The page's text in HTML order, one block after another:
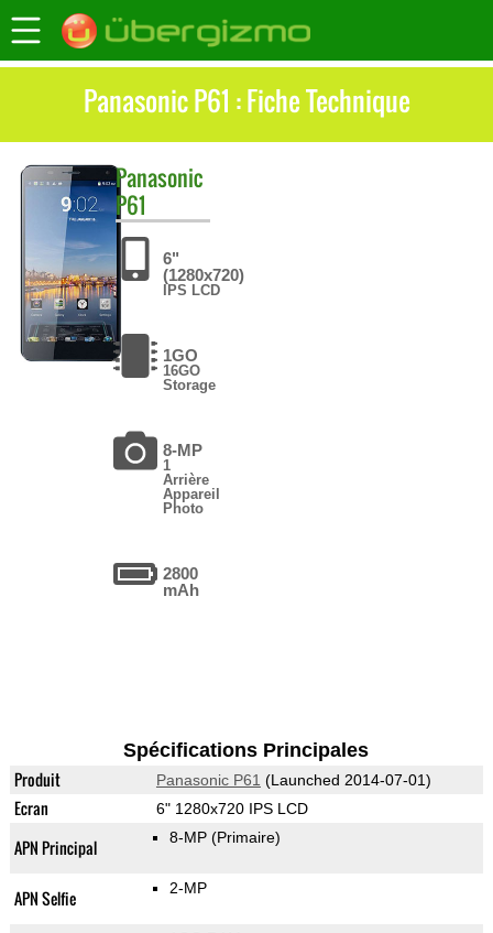
Panasonic P61 : Fiche Technique
Panasonic
P61
6"
(1280x720)
IPS LCD
1GO
16GO
Storage
8-MP
1
Arrière
Appareil
Photo
2800
mAh
Spécifications Principales
Produit Panasonic P61 (Launched 2014-07-01)
Ecran 6" 1280x720 IPS LCD
APN Principal 8-MP (Primaire)
APN Selfie 2-MP